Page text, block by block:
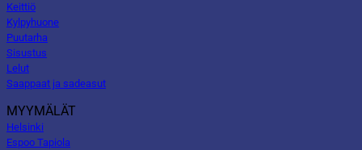
Keittiö
Kylpyhuone
Puutarha
Sisustus
Lelut
Saappaat ja sadeasut
MYYMÄLÄT
Helsinki
Espoo Tapiola